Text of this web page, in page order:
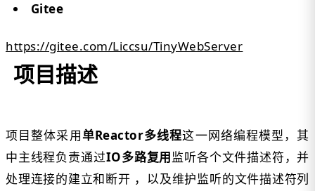
Gitee
https://gitee.com/Liccsu/TinyWebServer
项目描述
项目整体采用单Reactor多线程这一网络编程模型，其
中主线程负责通过IO多路复用监听各个文件描述符，并
处理连接的建立和断开 ，以及维护监听的文件描述符列